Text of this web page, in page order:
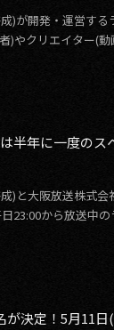
)が開発・運営す
)やクリエイター(
半年に一度のス
)と大阪放送株式
23:00から放送中
決定！5月11